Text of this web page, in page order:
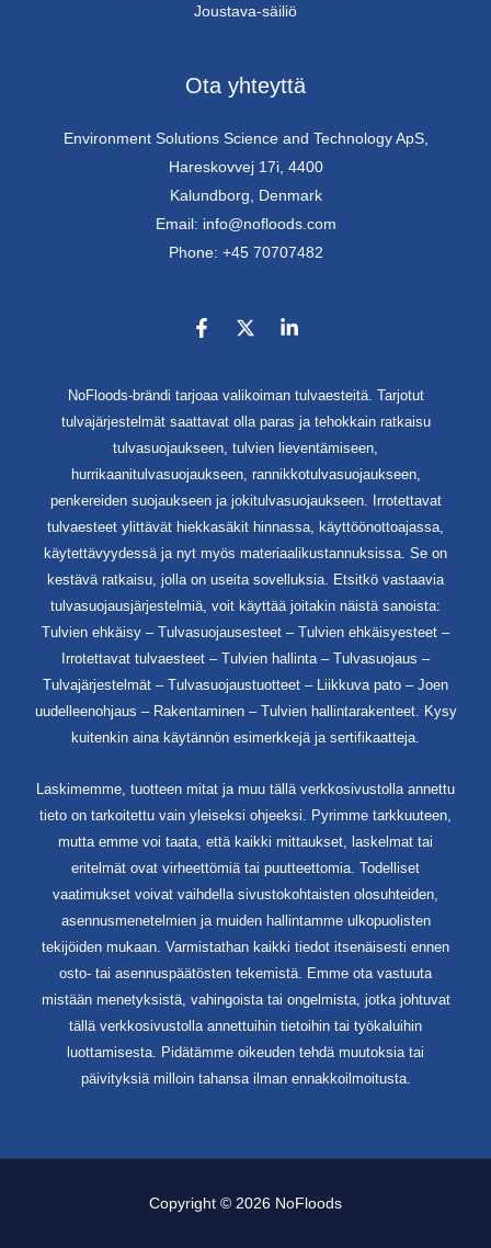
Joustava-säiliö
Ota yhteyttä
Environment Solutions Science and Technology ApS,
Hareskovvej 17i, 4400
Kalundborg, Denmark
Email: info@nofloods.com
Phone: +45 70707482
NoFloods-brändi tarjoaa valikoiman tulvaesteitä. Tarjotut
tulvajärjestelmät saattavat olla paras ja tehokkain ratkaisu
tulvasuojaukseen, tulvien lieventämiseen,
hurrikaanitulvasuojaukseen, rannikkotulvasuojaukseen,
penkereiden suojaukseen ja jokitulvasuojaukseen. Irrotettavat
tulvaesteet ylittävät hiekkasäkit hinnassa, käyttöönottoajassa,
käytettävyydessä ja nyt myös materiaalikustannuksissa. Se on
kestävä ratkaisu, jolla on useita sovelluksia. Etsitkö vastaavia
tulvasuojausjärjestelmiä, voit käyttää joitakin näistä sanoista:
Tulvien ehkäisy – Tulvasuojausesteet – Tulvien ehkäisyesteet –
Irrotettavat tulvaesteet – Tulvien hallinta – Tulvasuojaus –
Tulvajärjestelmät – Tulvasuojaustuotteet – Liikkuva pato – Joen
uudelleenohjaus – Rakentaminen – Tulvien hallintarakenteet. Kysy
kuitenkin aina käytännön esimerkkejä ja sertifikaatteja.
Laskimemme, tuotteen mitat ja muu tällä verkkosivustolla annettu
tieto on tarkoitettu vain yleiseksi ohjeeksi. Pyrimme tarkkuuteen,
mutta emme voi taata, että kaikki mittaukset, laskelmat tai
eritelmät ovat virheettömiä tai puutteettomia. Todelliset
vaatimukset voivat vaihdella sivustokohtaisten olosuhteiden,
asennusmenetelmien ja muiden hallintamme ulkopuolisten
tekijöiden mukaan. Varmistathan kaikki tiedot itsenäisesti ennen
osto- tai asennuspäätösten tekemistä. Emme ota vastuuta
mistään menetyksistä, vahingoista tai ongelmista, jotka johtuvat
tällä verkkosivustolla annettuihin tietoihin tai työkaluihin
luottamisesta. Pidätämme oikeuden tehdä muutoksia tai
päivityksiä milloin tahansa ilman ennakkoilmoitusta.
Copyright © 2026 NoFloods